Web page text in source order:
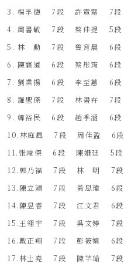
3. 楊孚德 7段 許霓霓 7段
4. 周書敬 7段 蔡佳提 5段
5. 林 勳 7段 曾育晨 6段
6. 陳襄道 6段 蔡彤筠 6段
7. 劉業揚 6段 李至蕙 6段
8. 羅聖傑 7段 林書卉 7段
9. 韓裕民 6段 趙季涵 6段
10.林庭風 7段 周佳盈 6段
11.張竣傑 6段 陳姍廷 5段
12.郭乃福 7段 林 明 7段
13.陳立穎 7段 黃思瑋 6段
14.陳昱睿 7段 江文君 6段
15.王翎宇 7段 吳文婷 7段
16.戴正翔 7段 彭筱媗 6段
17.林士堯 7段 陳芊瑜 7段